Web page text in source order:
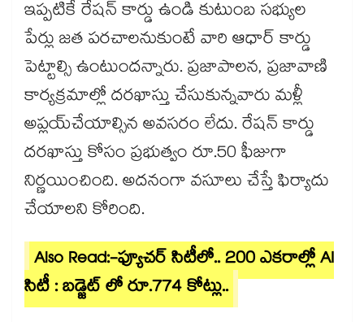
ఇప్పటికే రేషన్‌‌‌‌ కార్డు ఉండి కుటుంబ సభ్యుల
పేర్లు జత పరచాలనుకుంటే వారి ఆధార్‌‌‌‌ కార్డు
పెట్టాల్సి ఉంటుందన్నారు. ప్రజాపాలన, ప్రజావాణి
కార్యక్రమాల్లో దరఖాస్తు చేసుకున్నవారు మళ్లీ
అప్లయ్​చేయాల్సిన అవసరం లేదు. రేషన్‌‌‌‌ కార్డు
దరఖాస్తు కోసం ప్రభుత్వం రూ.50 ఫీజుగా
నిర్ణయించింది. అదనంగా వసూలు చేస్తే ఫిర్యాదు
చేయాలని కోరింది.
Also Read:-ఫ్యూచర్ సిటీలో.. 200 ఎకరాల్లో AI
సిటీ : బడ్జెట్ లో రూ.774 కోట్లు..